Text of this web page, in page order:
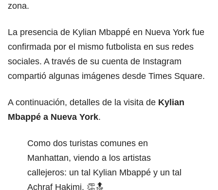
zona.
La presencia de Kylian Mbappé en Nueva York fue
confirmada por el mismo futbolista en sus redes
sociales. A través de su cuenta de Instagram
compartió algunas imágenes desde Times Square.
A continuación, detalles de la visita de Kylian
Mbappé a Nueva York.
Como dos turistas comunes en
Manhattan, viendo a los artistas
callejeros: un tal Kylian Mbappé y un tal
Achraf Hakimi. 👏🔝